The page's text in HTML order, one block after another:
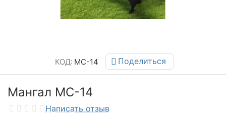
КОД: МС-14 Поделиться
Мангал МС-14
Написать отзыв